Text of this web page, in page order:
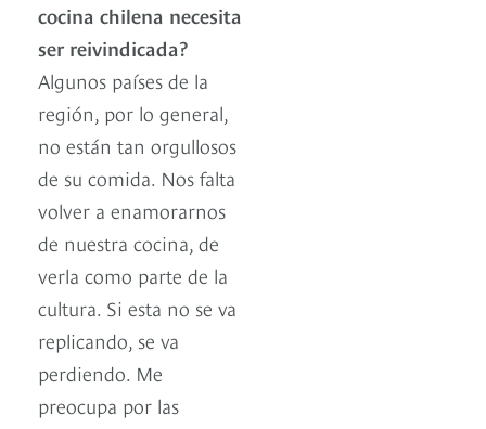
cocina chilena necesita
ser reivindicada?
Algunos países de la
región, por lo general,
no están tan orgullosos
de su comida. Nos falta
volver a enamorarnos
de nuestra cocina, de
verla como parte de la
cultura. Si esta no se va
replicando, se va
perdiendo. Me
preocupa por las